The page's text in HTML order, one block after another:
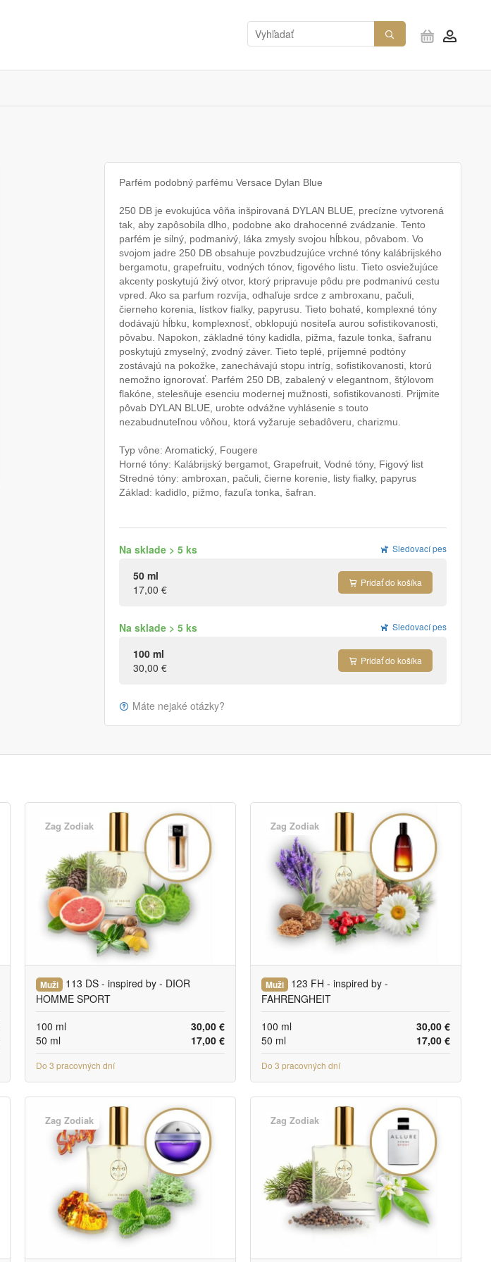
Parfém podobný parfému Versace Dylan Blue
250 DB je evokujúca vôňa inšpirovaná DYLAN BLUE, precízne vytvorená
tak, aby zapôsobila dlho, podobne ako drahocenné zvádzanie. Tento
parfém je silný, podmanivý, láka zmysly svojou hĺbkou, pôvabom. Vo
svojom jadre 250 DB obsahuje povzbudzujúce vrchné tóny kalábrijského
bergamotu, grapefruitu, vodných tónov, figového listu. Tieto osviežujúce
akcenty poskytujú živý otvor, ktorý pripravuje pôdu pre podmanivú cestu
vpred. Ako sa parfum rozvíja, odhaľuje srdce z ambroxanu, pačuli,
čierneho korenia, lístkov fialky, papyrusu. Tieto bohaté, komplexné tóny
dodávajú hĺbku, komplexnosť, obklopujú nositeľa aurou sofistikovanosti,
pôvabu. Napokon, základné tóny kadidla, pižma, fazule tonka, šafranu
poskytujú zmyselný, zvodný záver. Tieto teplé, príjemné podtóny
zostávajú na pokožke, zanechávajú stopu intríg, sofistikovanosti, ktorú
nemožno ignorovať. Parfém 250 DB, zabalený v elegantnom, štýlovom
flakóne, stelesňuje esenciu modernej mužnosti, sofistikovanosti. Prijmite
pôvab DYLAN BLUE, urobte odvážne vyhlásenie s touto
nezabudnuteľnou vôňou, ktorá vyžaruje sebadôveru, charizmu.
Typ vône: Aromatický, Fougere
Horné tóny: Kalábrijský bergamot, Grapefruit, Vodné tóny, Figový list
Stredné tóny: ambroxan, pačuli, čierne korenie, listy fialky, papyrus
Základ: kadidlo, pižmo, fazuľa tonka, šafran.
Sledovací pes
Na sklade > 5 ks
50 ml
17,00 €
Pridať do košíka
Sledovací pes
Na sklade > 5 ks
100 ml
30,00 €
Pridať do košíka
Máte nejaké otázky?
Zag Zodiak
Muži
113 DS - inspired by - DIOR
HOMME SPORT
30,00 €
100 ml
17,00 €
50 ml
Do 3 pracovných dní
Zag Zodiak
Muži
123 FH - inspired by -
FAHRENGHEIT
30,00 €
100 ml
17,00 €
50 ml
Do 3 pracovných dní
Zag Zodiak Zag Zodiak